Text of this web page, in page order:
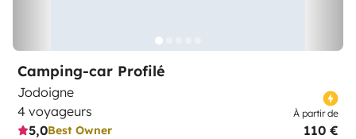
Camping-car Profilé
Jodoigne
4 voyageurs
5,0Best Owner
À partir de
110 €